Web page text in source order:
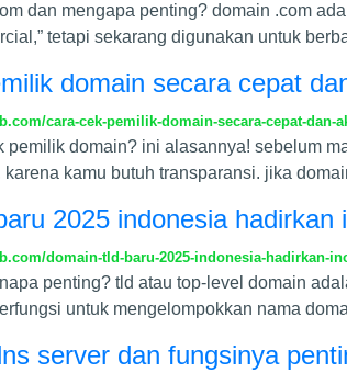
dan mengapa penting? domain .com
tetapi sekarang digunakan untuk
domain secara cepat
cara-cek-pemilik-domain-secara-cepat-dan-
pemilik domain? ini alasannya! sebelum
karena kamu butuh transparansi. jika
2025 indonesia hadirkan
domain-tld-baru-2025-indonesia-hadirkan-
penting? tld atau top-level domain
untuk mengelompokkan nama
server dan fungsinya